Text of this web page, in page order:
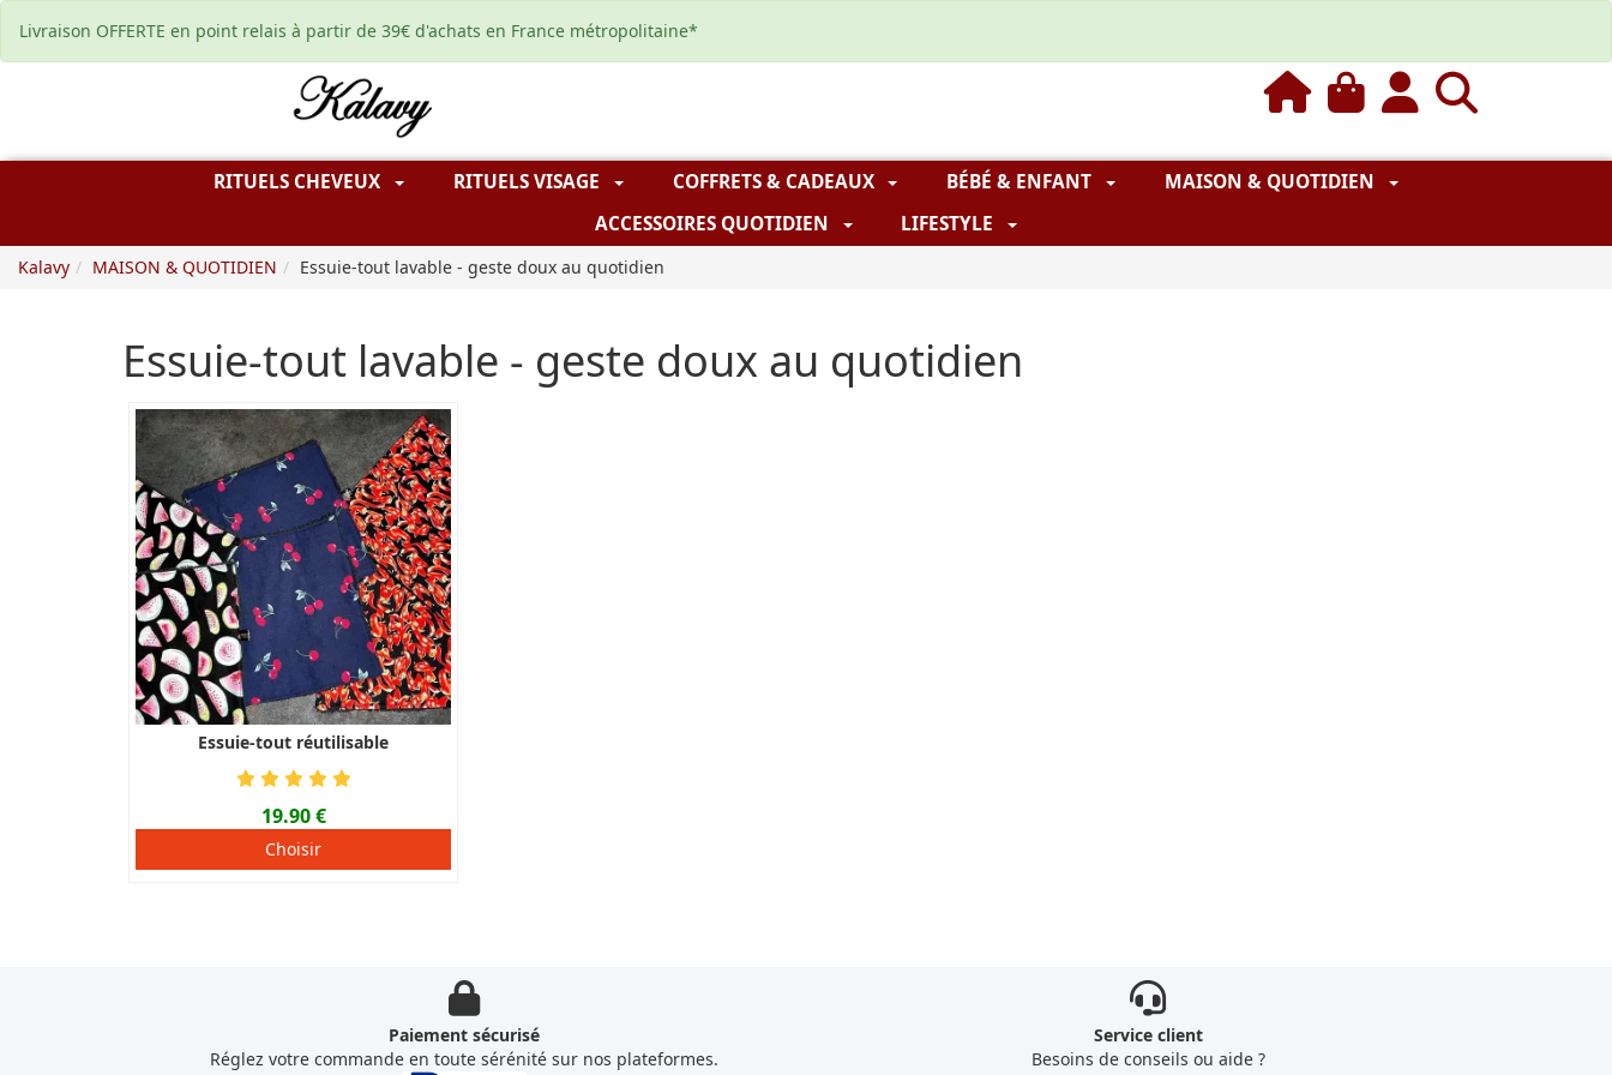
Livraison OFFERTE en point relais à partir de 39€ d'achats en France métropolitaine*
RITUELS CHEVEUX RITUELS VISAGE COFFRETS & CADEAUX BÉBÉ & ENFANT
MAISON & QUOTIDIEN
ACCESSOIRES QUOTIDIEN
LIFESTYLE
Kalavy MAISON & QUOTIDIEN Essuie-tout lavable - geste doux au quotidien
Essuie-tout lavable - geste doux au quotidien
Essuie-tout réutilisable
19.90 €
Choisir
Paiement sécurisé
Réglez votre commande en toute sérénité sur nos plateformes.
Service client
Besoins de conseils ou aide ?